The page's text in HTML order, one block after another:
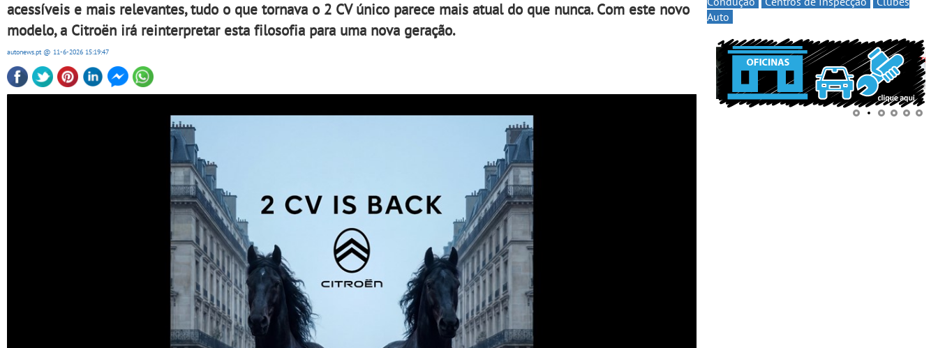
acessíveis e mais relevantes, tudo o que tornava o 2 CV único parece mais atual do que nunca. Com este novo
modelo, a Citroën irá reinterpretar esta filosofia para uma nova geração.
autonews.pt @ 11-6-2026 15:19:47
Auto